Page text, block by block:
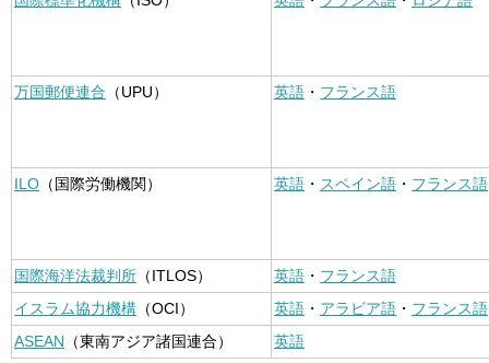
万国郵便連合 （UPU） 英語 ・ フランス語
ILO （国際労働機関） 英語 ・ スペイン語 ・ フランス語
国際海洋法裁判所 （ITLOS） 英語 ・ フランス語
イスラム協力機構 （OCI） 英語 ・ アラビア語 ・ フランス語
ASEAN （東南アジア諸国連合） 英語